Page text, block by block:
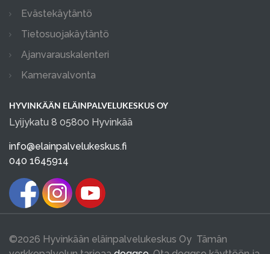
Evästekäytäntö
Tietosuojakäytäntö
Ajanvarauskalenteri
Kameravalvonta
HYVINKÄÄN ELÄINPALVELUKESKUS OY
Lyijykatu 8 05800 Hyvinkää
info@elainpalvelukeskus.fi
040 1645914
©2026 Hyvinkään eläinpalvelukeskus Oy Tämän